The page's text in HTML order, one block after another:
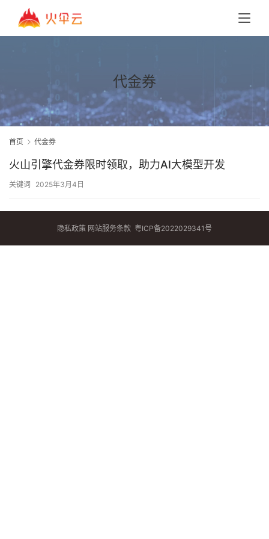
代金券
首页 代金券
火山引擎代金券限时领取，助力AI大模型开发
关键词 2025年3月4日
隐私政策 网站服务条款 粤ICP备2022029341号